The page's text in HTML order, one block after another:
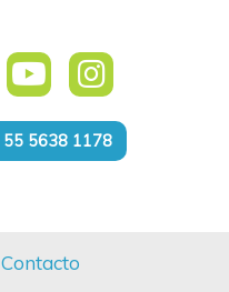
Contacto
55 5638 1178